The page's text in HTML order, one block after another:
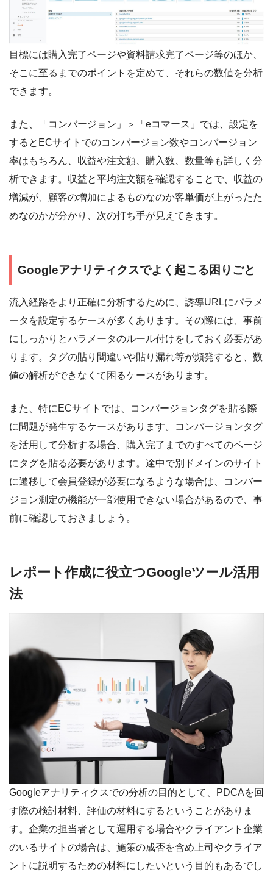
目標には購入完了ページや資料請求完了ページ等のほか、
そこに至るまでのポイントを定めて、それらの数値を分析
できます。
また、「コンバージョン」＞「eコマース」では、設定を
するとECサイトでのコンバージョン数やコンバージョン
率はもちろん、収益や注文額、購入数、数量等も詳しく分
析できます。収益と平均注文額を確認することで、収益の
増減が、顧客の増加によるものなのか客単価が上がったた
めなのかが分かり、次の打ち手が見えてきます。
Googleアナリティクスでよく起こる困りごと
流入経路をより正確に分析するために、誘導URLにパラメ
ータを設定するケースが多くあります。その際には、事前
にしっかりとパラメータのルール付けをしておく必要があ
ります。タグの貼り間違いや貼り漏れ等が頻発すると、数
値の解析ができなくて困るケースがあります。
また、特にECサイトでは、コンバージョンタグを貼る際
に問題が発生するケースがあります。コンバージョンタグ
を活用して分析する場合、購入完了までのすべてのページ
にタグを貼る必要があります。途中で別ドメインのサイト
に遷移して会員登録が必要になるような場合は、コンバー
ジョン測定の機能が一部使用できない場合があるので、事
前に確認しておきましょう。
レポート作成に役立つGoogleツール活用
法
Googleアナリティクスでの分析の目的として、PDCAを回
す際の検討材料、評価の材料にするということがありま
す。企業の担当者として運用する場合やクライアント企業
のいるサイトの場合は、施策の成否を含め上司やクライア
ントに説明するための材料にしたいという目的もあるでし